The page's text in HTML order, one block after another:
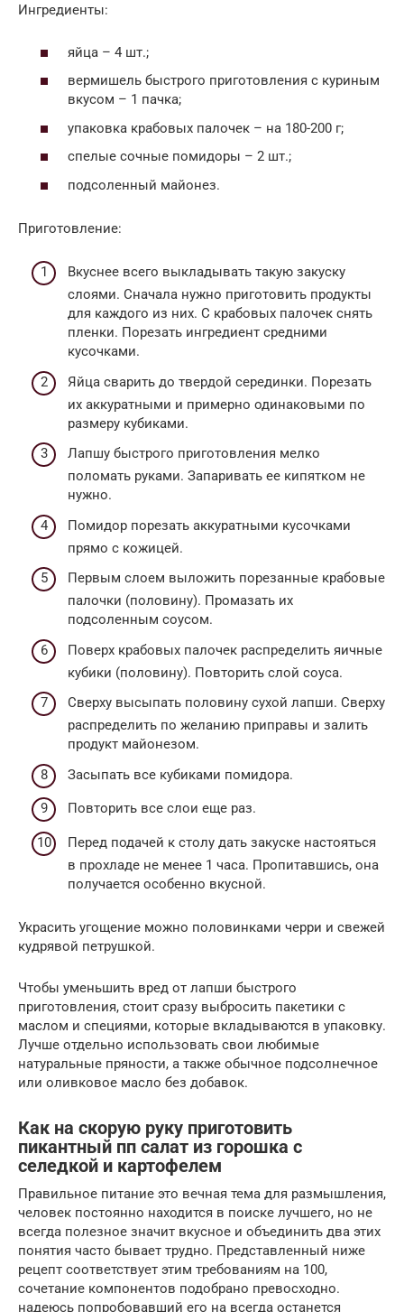
Ингредиенты:
яйца – 4 шт.;
вермишель быстрого приготовления с куриным
вкусом – 1 пачка;
упаковка крабовых палочек – на 180-200 г;
спелые сочные помидоры – 2 шт.;
подсоленный майонез.
Приготовление:
Вкуснее всего выкладывать такую закуску
слоями. Сначала нужно приготовить продукты
для каждого из них. С крабовых палочек снять
пленки. Порезать ингредиент средними
кусочками.
Яйца сварить до твердой серединки. Порезать
их аккуратными и примерно одинаковыми по
размеру кубиками.
Лапшу быстрого приготовления мелко
поломать руками. Запаривать ее кипятком не
нужно.
Помидор порезать аккуратными кусочками
прямо с кожицей.
Первым слоем выложить порезанные крабовые
палочки (половину). Промазать их
подсоленным соусом.
Поверх крабовых палочек распределить яичные
кубики (половину). Повторить слой соуса.
Сверху высыпать половину сухой лапши. Сверху
распределить по желанию приправы и залить
продукт майонезом.
Засыпать все кубиками помидора.
Повторить все слои еще раз.
Перед подачей к столу дать закуске настояться
в прохладе не менее 1 часа. Пропитавшись, она
получается особенно вкусной.
Украсить угощение можно половинками черри и свежей
кудрявой петрушкой.
Чтобы уменьшить вред от лапши быстрого
приготовления, стоит сразу выбросить пакетики с
маслом и специями, которые вкладываются в упаковку.
Лучше отдельно использовать свои любимые
натуральные пряности, а также обычное подсолнечное
или оливковое масло без добавок.
Как на скорую руку приготовить
пикантный пп салат из горошка с
селедкой и картофелем
Правильное питание это вечная тема для размышления,
человек постоянно находится в поиске лучшего, но не
всегда полезное значит вкусное и объединить два этих
понятия часто бывает трудно. Представленный ниже
рецепт соответствует этим требованиям на 100,
сочетание компонентов подобрано превосходно.
надеюсь попробовавший его на всегда останется